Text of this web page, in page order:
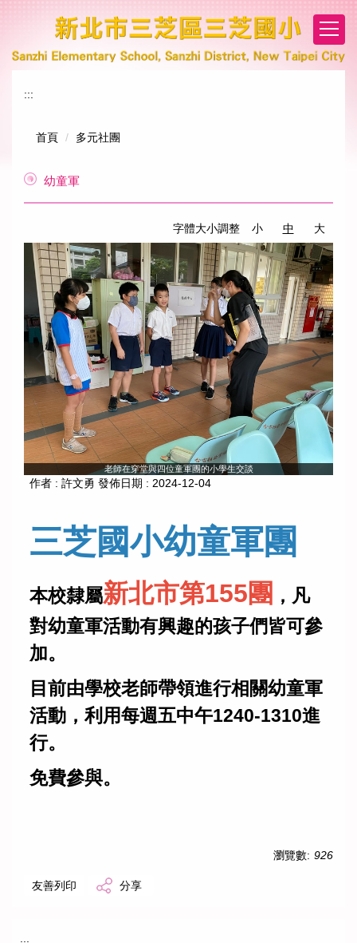
要
:::
首頁 多元社團
幼童軍
字體大小調整 小 中 大
老師在穿堂與四位童軍團的小學生交談
作者 : 許文勇 發佈日期 : 2024-12-04
三芝國小幼童軍團
本校隸屬新北市第155團 ，凡
對幼童軍活動有興趣的孩子們皆可參
加。
目前由學校老師帶領進行相關幼童軍
活動，利用每週五中午1240-1310進
行。
免費參與。
瀏覽數: 926
友善列印 分享